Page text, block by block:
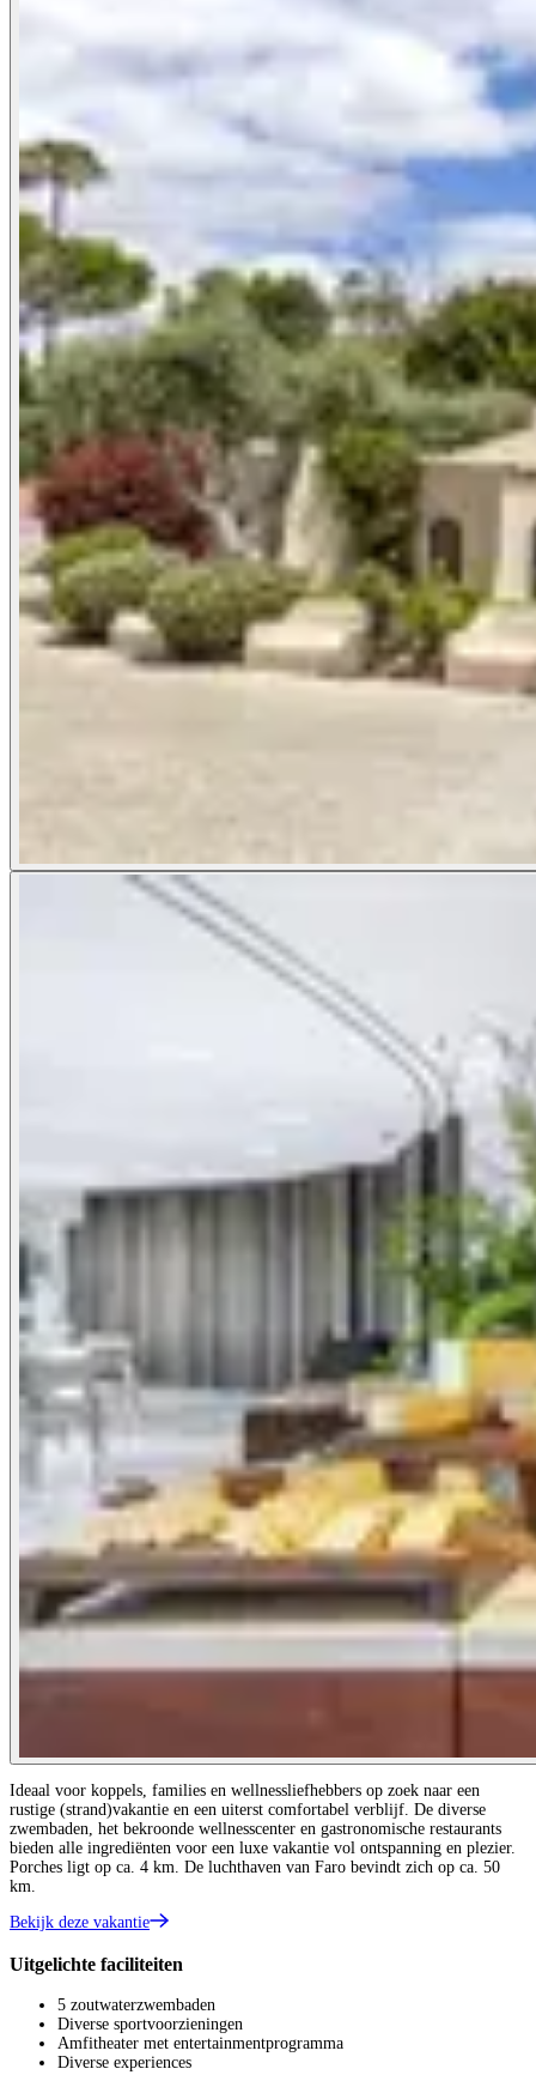
Ideaal voor koppels, families en wellnessliefhebbers op zoek naar een
rustige (strand)vakantie en een uiterst comfortabel verblijf. De diverse
zwembaden, het bekroonde wellnesscenter en gastronomische restaurants
bieden alle ingrediënten voor een luxe vakantie vol ontspanning en plezier.
Porches ligt op ca. 4 km. De luchthaven van Faro bevindt zich op ca. 50
km.
Bekijk deze vakantie
Uitgelichte faciliteiten
5 zoutwaterzwembaden
Diverse sportvoorzieningen
Amfitheater met entertainmentprogramma
Diverse experiences